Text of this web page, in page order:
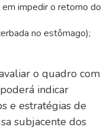
impedir o retorno do
no estômago);
o quadro com
indicar
e estratégias de
subjacente dos